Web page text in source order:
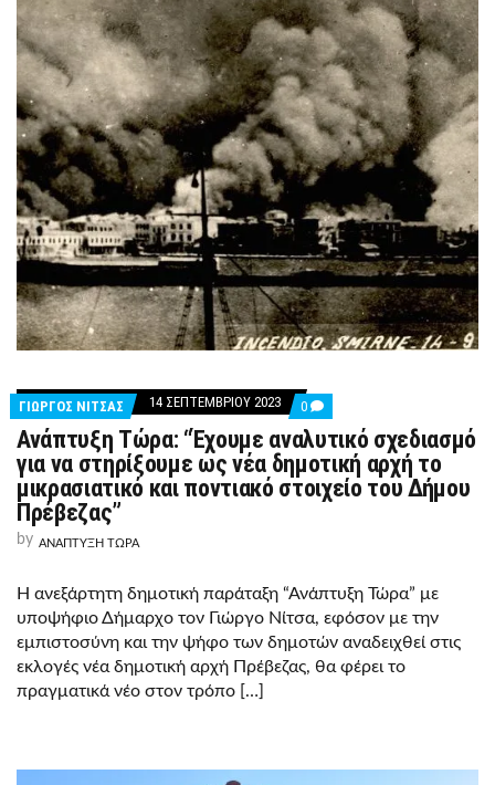
ΓΙΩΡΓΟΣ ΝΙΤΣΑΣ 14 ΣΕΠΤΕΜΒΡΊΟΥ 2023 0 COMMENTS
ON
ΑΝΆΠΤΥΞΗ
ΤΏΡΑ:
“ΈΧΟΥΜΕ
ΑΝΑΛΥΤΙΚΌ
ΣΧΕΔΙΑΣΜΌ
ΝΈΑ
ΔΗΜΟΤΙΚΉ
ΑΡΧΉ
ΤΟ
ΜΙΚΡΑΣΙΑΤΙΚΌ
ΚΑΙ
Ανάπτυξη Τώρα: “Έχουμε αναλυτικό σχεδιασμό
για να στηρίξουμε ως νέα δημοτική αρχή το
μικρασιατικό και ποντιακό στοιχείο του Δήμου
Πρέβεζας”
by ΑΝΑΠΤΥΞΗ ΤΩΡΑ
Η ανεξάρτητη δημοτική παράταξη “Ανάπτυξη Τώρα” με
υποψήφιο Δήμαρχο τον Γιώργο Νίτσα, εφόσον με την
εμπιστοσύνη και την ψήφο των δημοτών αναδειχθεί στις
εκλογές νέα δημοτική αρχή Πρέβεζας, θα φέρει το
πραγματικά νέο στον τρόπο […]